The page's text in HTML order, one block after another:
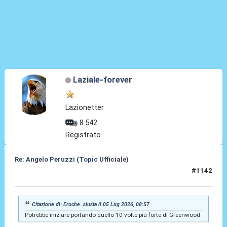
Laziale-forever
Lazionetter
8.542
Registrato
Re: Angelo Peruzzi (Topic Ufficiale)
#1142
Citazione di: Eroche..siusta il 05 Lug 2026, 08:57
Potrebbe iniziare portando quello 10 volte più forte di Greenwood